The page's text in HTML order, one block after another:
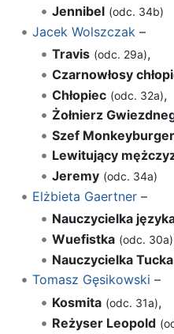
Jennibel (odc. 34b)
Jacek Wolszczak –
Travis (odc. 29a),
Czarnowłosy
Chłopiec (odc. 32a),
Żołnierz
Szef
Lewitujący
Jeremy (odc. 34a)
Elżbieta Gaertner–
Nauczycielka
Wuefistka (odc. 30a)
Nauczycielka Tucka
Tomasz Gęsikowski –
Kosmita (odc. 31a),
Reżyser Leopold